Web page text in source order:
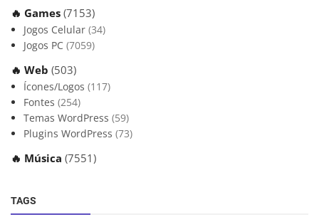
🔥 Games (7153)
Jogos Celular (34)
Jogos PC (7059)
🔥 Web (503)
Ícones/Logos (117)
Fontes (254)
Temas WordPress (59)
Plugins WordPress (73)
🔥 Música (7551)
TAGS